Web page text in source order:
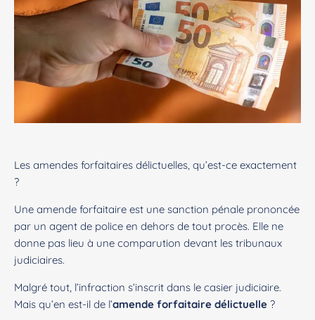
Les amendes forfaitaires délictuelles, qu’est-ce exactement
?
Une amende forfaitaire est une sanction pénale prononcée
par un agent de police en dehors de tout procès. Elle ne
donne pas lieu à une comparution devant les tribunaux
judiciaires.
Malgré tout, l’infraction s’inscrit dans le casier judiciaire.
Mais qu’en est-il de l’amende forfaitaire délictuelle ?